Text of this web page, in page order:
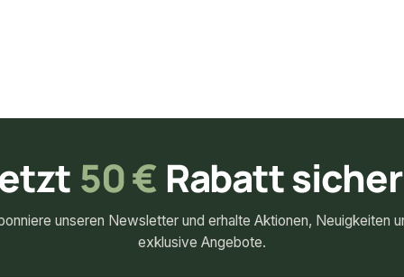
50 € Rabatt
unseren Newsletter und erhalte Aktionen, Neuigkeiten
exklusive Angebote.